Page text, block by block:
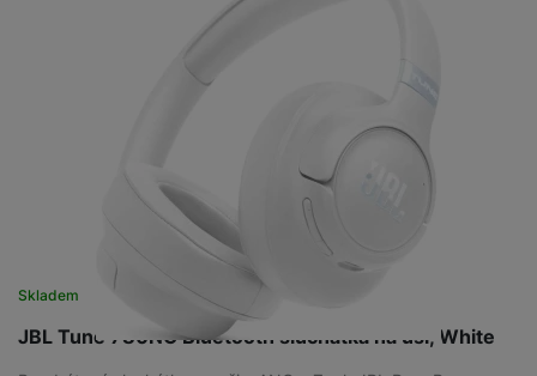
JBL Tune 780NC Bluetooth sluchátka na uši, White
Skladem